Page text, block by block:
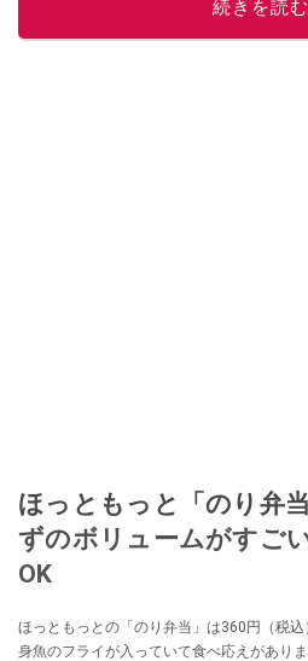
してください！続きを読む
ほっともっと「のり弁
ずのボリュームがすご
OK
ほっともっとの「のり弁当」は360円（税
身魚のフライが入っていて食べ応えがあり